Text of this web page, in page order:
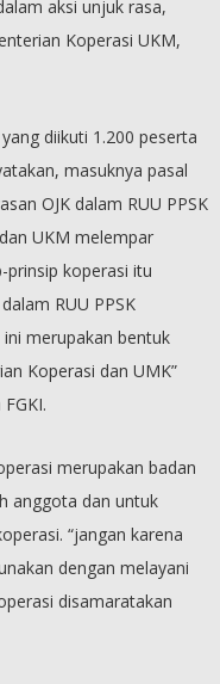
aksi unjuk rasa,
Koperasi UKM,
diikuti 1.200 peserta
masuknya pasal
OJK dalam RUU PPSK
UKM melempar
prinsip koperasi itu
RUU PPSK
merupakan bentuk
Koperasi dan UMK”
merupakan badan
anggota dan untuk
“jangan karena
dengan melayani
disamaratakan